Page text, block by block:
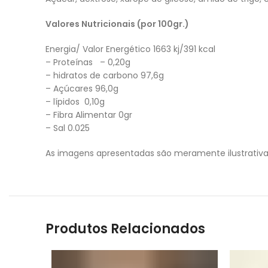
Valores Nutricionais (por 100gr.)
Energia/ Valor Energético 1663 kj/391 kcal
– Proteínas – 0,20g
– hidratos de carbono 97,6g
– Açúcares 96,0g
– lípidos 0,10g
– Fibra Alimentar 0gr
– Sal 0.025
As imagens apresentadas são meramente
Produtos Relacionados